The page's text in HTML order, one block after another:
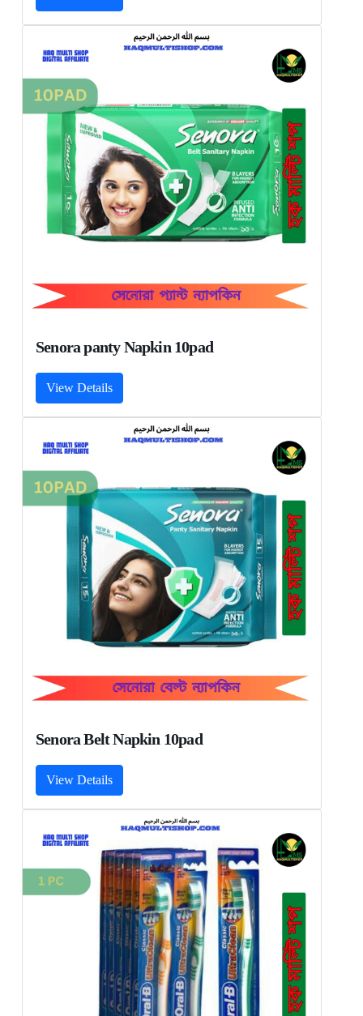
Senora panty Napkin 10pad
View Details
Senora Belt Napkin 10pad
View Details